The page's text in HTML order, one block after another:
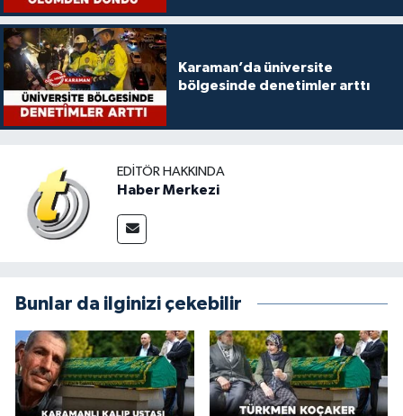
Karaman’da üniversite
bölgesinde denetimler arttı
EDITÖR HAKKINDA
Haber Merkezi
Bunlar da ilginizi çekebilir